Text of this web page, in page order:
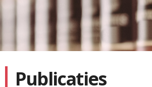
Publicaties